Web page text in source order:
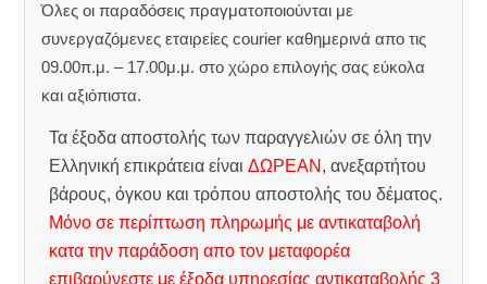
Όλες οι παραδόσεις πραγματοποιούνται με
συνεργαζόμενες εταιρείες courier καθημερινά απο τις
09.00π.μ. – 17.00μ.μ. στο χώρο επιλογής σας εύκολα
και αξιόπιστα.
Τα έξοδα αποστολής των παραγγελιών σε όλη την
Ελληνική επικράτεια είναιΔΩΡΕΑΝ , ανεξαρτήτου
βάρους, όγκου και τρόπου αποστολής του δέματος.
Μόνο σε περίπτωση πληρωμής με αντικαταβολή
κατα την παράδοση απο τον μεταφορέα
επιβαρύνεστε με έξοδα υπηρεσίας αντικαταβολής 3